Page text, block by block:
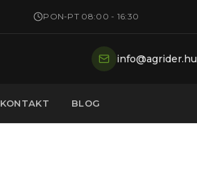
PON-PT 08:00 - 16:30
info@agrider.hu
KONTAKT BLOG